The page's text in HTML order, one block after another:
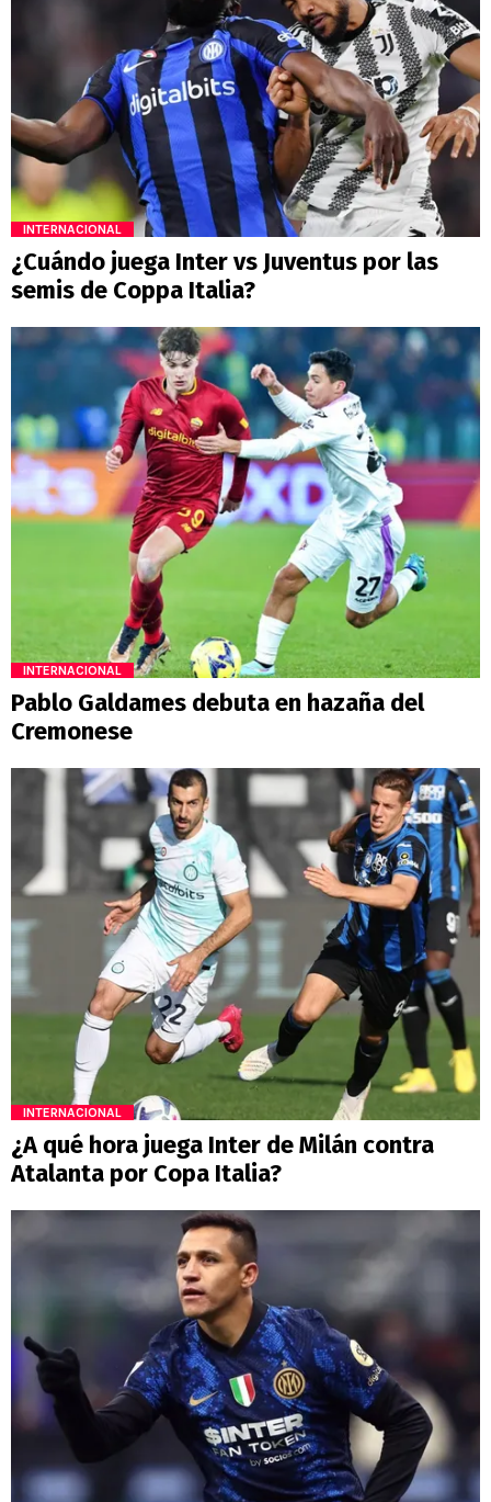
INTERNACIONAL
¿Cuándo juega Inter vs Juventus por las
semis de Coppa Italia?
INTERNACIONAL
Pablo Galdames debuta en hazaña del
Cremonese
INTERNACIONAL
¿A qué hora juega Inter de Milán contra
Atalanta por Copa Italia?